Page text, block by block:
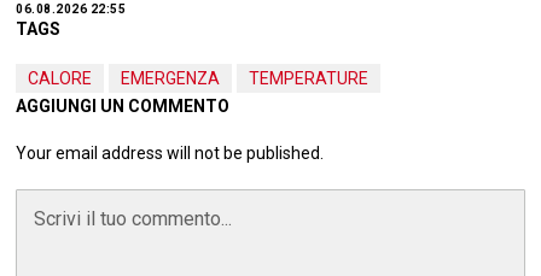
06.08.2026 22:55
TAGS
CALORE EMERGENZA
TEMPERATURE
AGGIUNGI UN COMMENTO
Your email address will not be published.